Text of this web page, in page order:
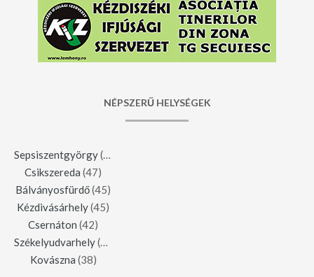
NÉPSZERŰ HELYSÉGEK
Sepsiszentgyörgy(123)
Csikszereda (47)
Bálványosfürdő(45)
Kézdivásárhely(45)
Csernáton (42)
Székelyudvarhely(42)
Kovászna (38)